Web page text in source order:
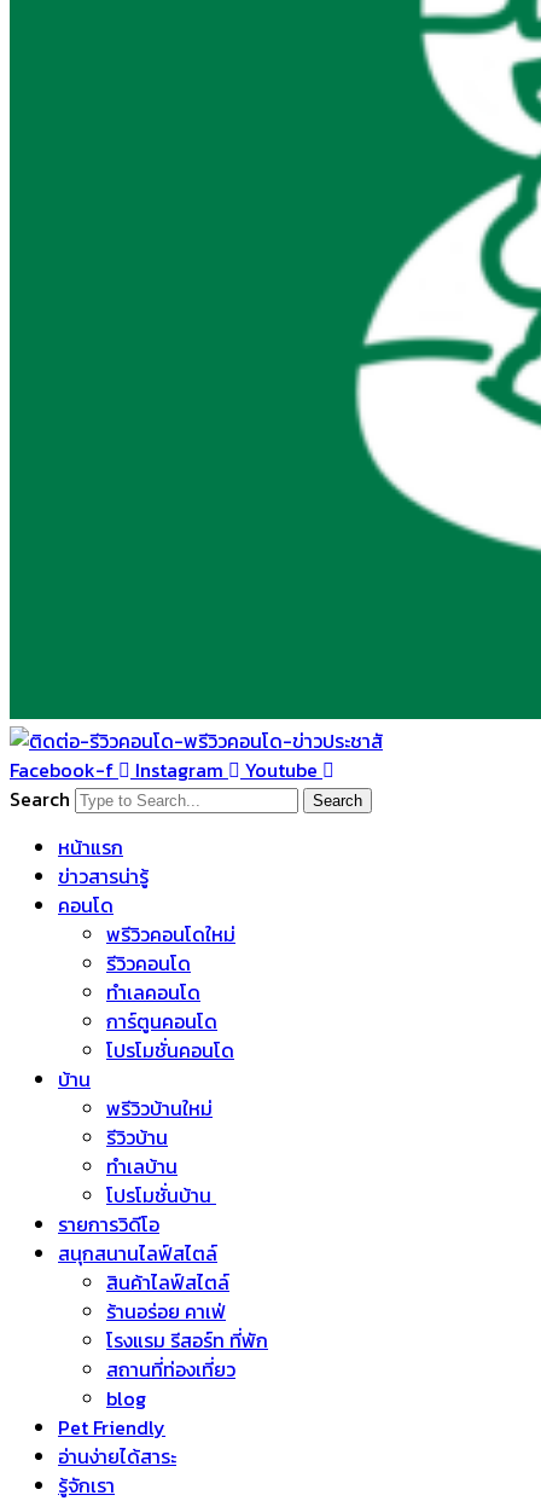
Facebook-f Instagram
Youtube
Search
Search
หน้าแรก
ข่าวสารน่ารู้
คอนโด
พรีวิวคอนโดใหม่
รีวิวคอนโด
ทำเลคอนโด
การ์ตูนคอนโด
โปรโมชั่นคอนโด
บ้าน
พรีวิวบ้านใหม่
รีวิวบ้าน
ทำเลบ้าน
โปรโมชั่นบ้าน
รายการวิดีโอ
สนุกสนานไลฟ์สไตล์
สินค้าไลฟ์สไตล์
ร้านอร่อย คาเฟ่
โรงแรม รีสอร์ท ที่พัก
สถานที่ท่องเที่ยว
blog
Pet Friendly
อ่านง่ายได้สาระ
รู้จักเรา